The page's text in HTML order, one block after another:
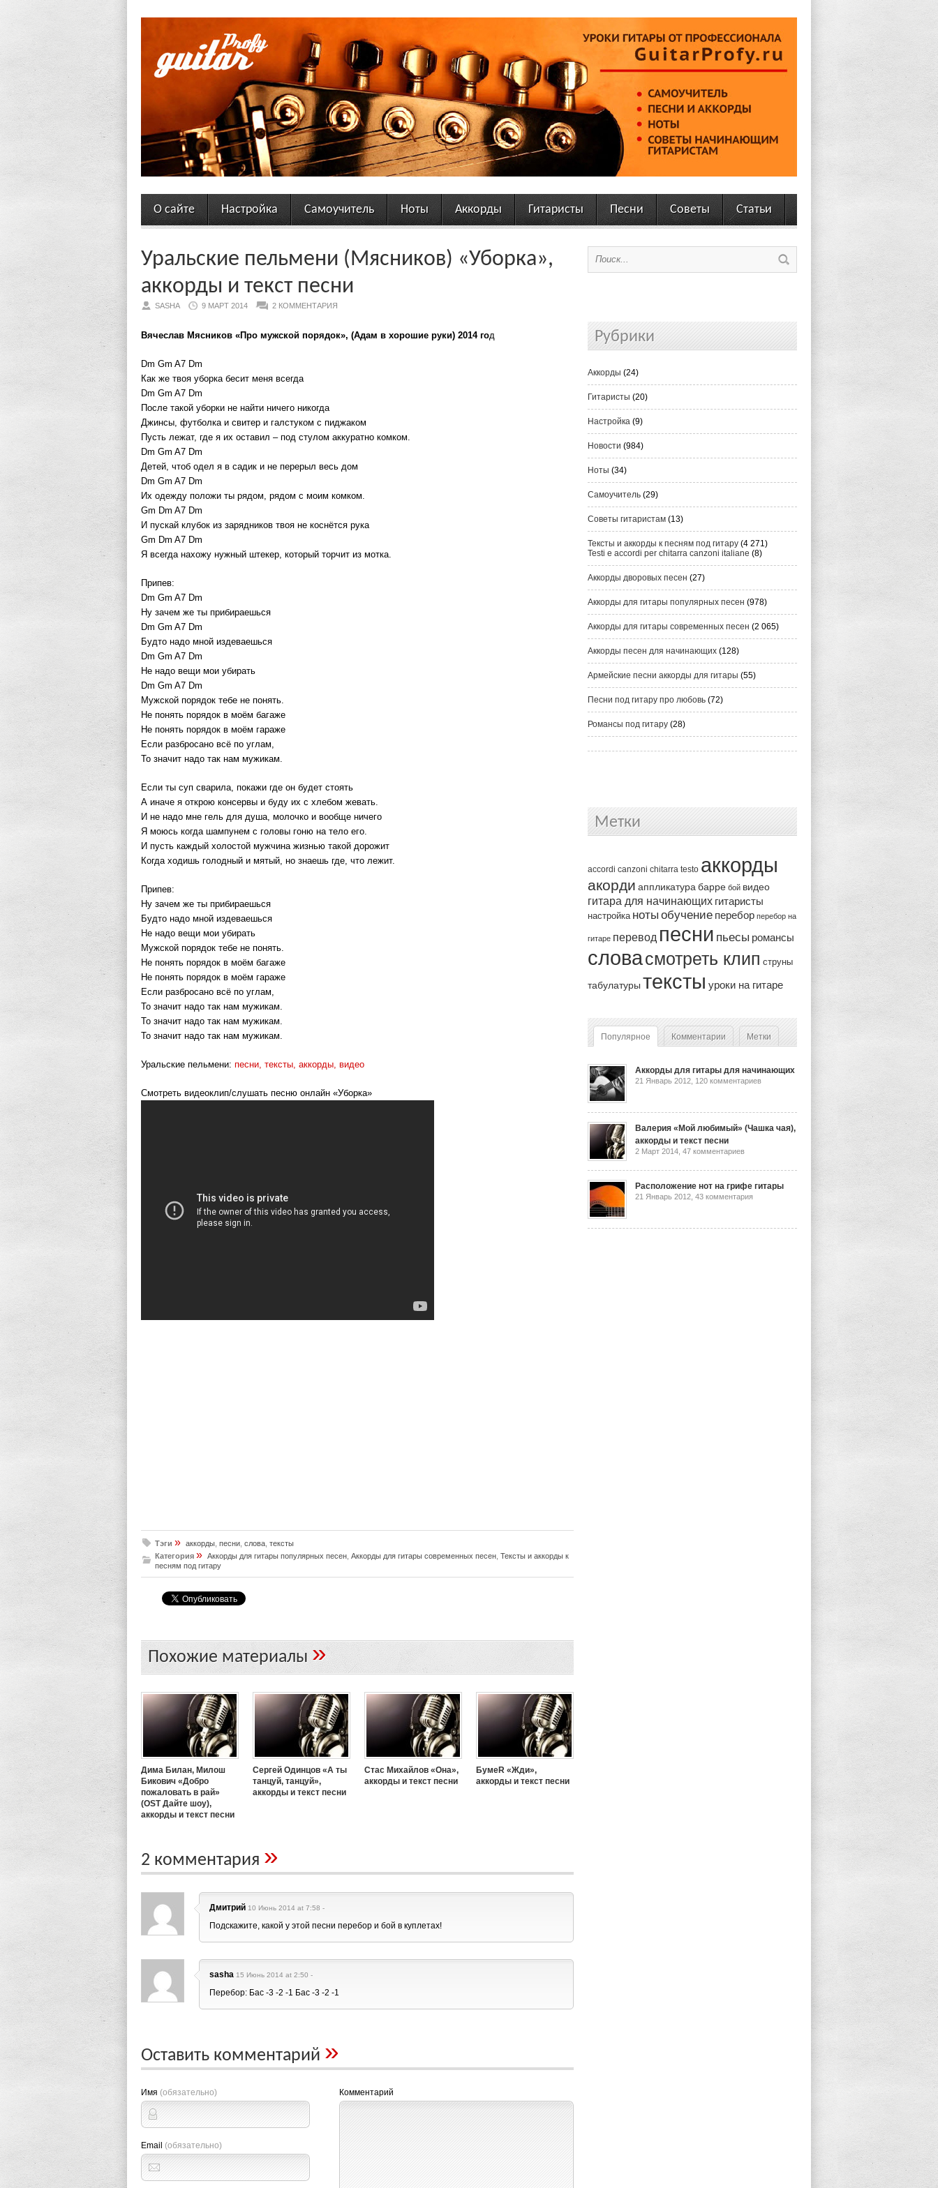
О сайте Настройка Самоучитель Ноты Аккорды Гитаристы Песни Советы Статьи
Уральские пельмени (Мясников) «Уборка»,
аккорды и текст песни
SASHA 9 МАРТ 2014 2 КОММЕНТАРИЯ
Вячеслав Мясников «Про мужской порядок», (Адам в хорошие руки) 2014 год
Dm Gm A7 Dm
Как же твоя уборка бесит меня всегда
Dm Gm A7 Dm
После такой уборки не найти ничего никогда
Джинсы, футболка и свитер и галстуком с пиджаком
Пусть лежат, где я их оставил – под стулом аккуратно комком.
Dm Gm A7 Dm
Детей, чтоб одел я в садик и не перерыл весь дом
Dm Gm A7 Dm
Их одежду положи ты рядом, рядом с моим комком.
Gm Dm A7 Dm
И пускай клубок из зарядников твоя не коснётся рука
Gm Dm A7 Dm
Я всегда нахожу нужный штекер, который торчит из мотка.
Припев:
Dm Gm A7 Dm
Ну зачем же ты прибираешься
Dm Gm A7 Dm
Будто надо мной издеваешься
Dm Gm A7 Dm
Не надо вещи мои убирать
Dm Gm A7 Dm
Мужской порядок тебе не понять.
Не понять порядок в моём багаже
Не понять порядок в моём гараже
Если разбросано всё по углам,
То значит надо так нам мужикам.
Если ты суп сварила, покажи где он будет стоять
А иначе я открою консервы и буду их с хлебом жевать.
И не надо мне гель для душа, молочко и вообще ничего
Я моюсь когда шампунем с головы гоню на тело его.
И пусть каждый холостой мужчина жизнью такой дорожит
Когда ходишь голодный и мятый, но знаешь где, что лежит.
Припев:
Ну зачем же ты прибираешься
Будто надо мной издеваешься
Не надо вещи мои убирать
Мужской порядок тебе не понять.
Не понять порядок в моём багаже
Не понять порядок в моём гараже
Если разбросано всё по углам,
То значит надо так нам мужикам.
То значит надо так нам мужикам.
То значит надо так нам мужикам.
Уральские пельмени: песни, тексты, аккорды, видео
Смотреть видеоклип/слушать песню онлайн «Уборка»
Тэги » аккорды песни слова тексты
Категория » Аккорды для гитары популярных песен Аккорды для гитары современных песен Тексты и аккорды к
песням под гитару
Похожие материалы»
Дима Билан, Милош
Бикович «Добро
пожаловать в рай»
(OST Дайте шоу),
аккорды и текст песни
Сергей Одинцов «А ты
танцуй, танцуй»,
аккорды и текст песни
Стас Михайлов «Она»,
аккорды и текст песни
БумеR «Жди»,
аккорды и текст песни
2 комментария »
Дмитрий 10 Июнь 2014 at 7:58 -
Подскажите, какой у этой песни перебор и бой в куплетах!
sasha 15 Июнь 2014 at 2:50 -
Перебор: Бас -3 -2 -1 Бас -3 -2 -1
Оставить комментарий »
Имя (обязательно)
Email (обязательно)
Комментарий
Рубрики
Аккорды (24)
Гитаристы (20)
Настройка (9)
Новости (984)
Ноты (34)
Самоучитель (29)
Советы гитаристам (13)
Тексты и аккорды к песням под гитару (4 271)
Testi e accordi per chitarra canzoni italiane (8)
Аккорды дворовых песен (27)
Аккорды для гитары популярных песен (978)
Аккорды для гитары современных песен (2 065)
Аккорды песен для начинающих (128)
Армейские песни аккорды для гитары (55)
Песни под гитару про любовь (72)
Романсы под гитару (28)
Метки
accordi canzoni chitarra testo аккорды
акорди аппликатура барре бой видео
гитара для начинающих гитаристы
настройка ноты обучение перебор перебор на
гитаре перевод песни пьесы романсы
словасмотреть клип струны
табулатуры тексты уроки на гитаре
Популярное Комментарии Метки
Аккорды для гитары для начинающих
21 Январь 2012, 120 комментариев
Валерия «Мой любимый» (Чашка чая),
аккорды и текст песни
2 Март 2014, 47 комментариев
Расположение нот на грифе гитары
21 Январь 2012, 43 комментария